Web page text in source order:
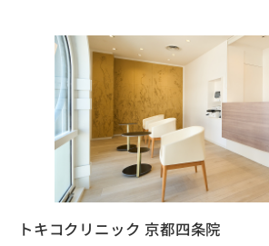
トキコクリニック 京都四条院